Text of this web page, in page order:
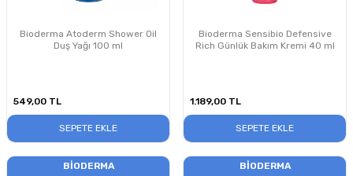
Bioderma Atoderm Shower Oil
Duş Yağı 100 ml
549,00 TL
SEPETE EKLE
Bioderma Sensibio Defensive
Rich Günlük Bakım Kremi 40 ml
1.189,00 TL
SEPETE EKLE
BIODERMA BIODERMA